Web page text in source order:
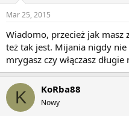
Mar 25, 2015
Wiadomo, przecież jak masz
też tak jest. Mijania nigdy
mrygasz czy włączasz długie
K KoRba88
Nowy